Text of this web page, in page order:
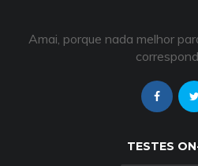
Amai, porque nada melhor
TESTES